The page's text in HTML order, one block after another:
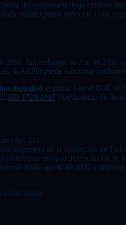
del responsable bajo contrato
cuando presta servicios a otra
Sin embargo, su Art. 99.2 fijó
la AEPD puede sancionar
digitales) se publicó en el BOE el
RD 1720/2007 (Reglamento de
(Art. 21).
inspectora de la Inspección de
plataforma europea de resolución de
desde agosto de 2025 y régimen
coordinadas.